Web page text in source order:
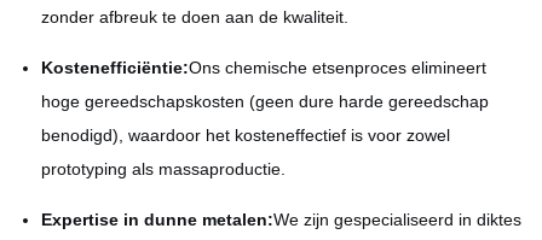
zonder afbreuk te doen aan de kwaliteit.
Kostenefficiëntie:Ons chemische etsenproces elimineert
hoge gereedschapskosten (geen dure harde gereedschap
benodigd), waardoor het kosteneffectief is voor zowel
prototyping als massaproductie.
Expertise in dunne metalen:We zijn gespecialiseerd in diktes